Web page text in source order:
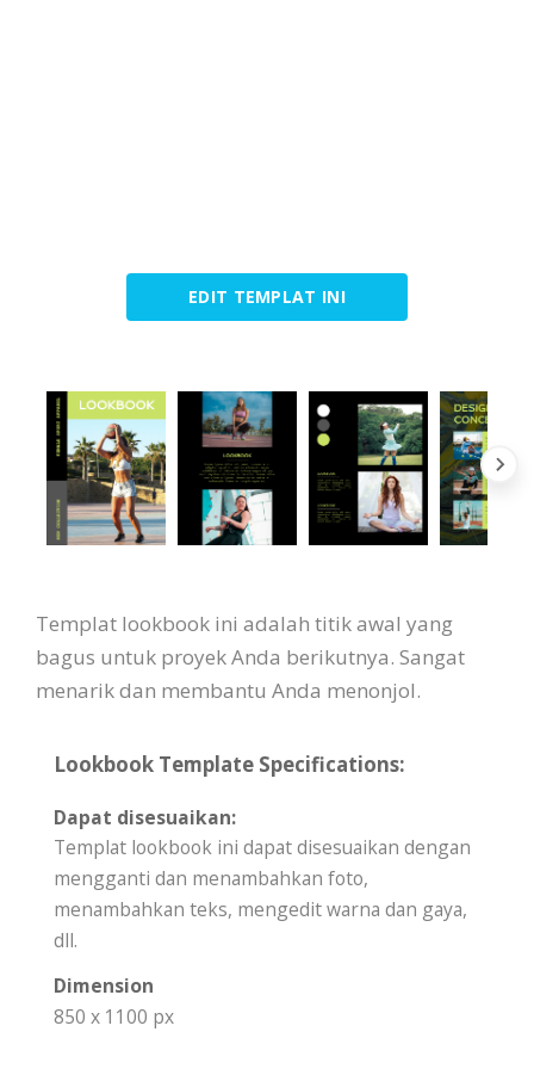
EDIT TEMPLAT INI
Templat lookbook ini adalah titik awal yang
bagus untuk proyek Anda berikutnya. Sangat
menarik dan membantu Anda menonjol.
Lookbook Template Specifications:
Dapat disesuaikan:
Templat lookbook ini dapat disesuaikan dengan
mengganti dan menambahkan foto,
menambahkan teks, mengedit warna dan gaya,
dll.
Dimension
850 x 1100 px